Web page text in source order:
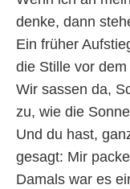
denke, dann
Ein früher
die Stille vor
Wir sassen da,
zu, wie die
Und du hast,
gesagt: Mir
Damals war es